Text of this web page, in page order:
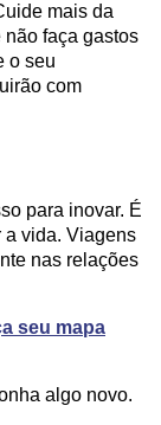
mais da
faça gastos
o seu
com
para inovar. É
a vida. Viagens
nas relações
seu mapa
algo novo.